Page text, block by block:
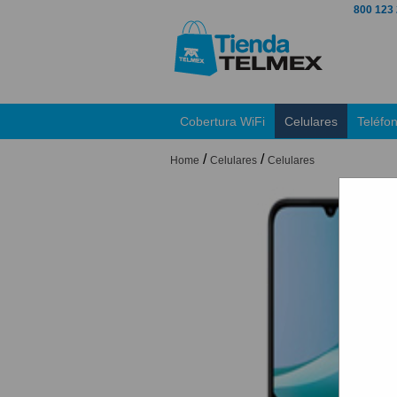
800 123
Cobertura WiFi Celulares
Home / Celulares / Celulares